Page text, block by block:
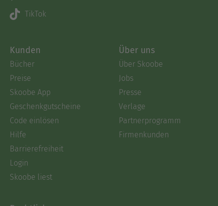
TikTok
Kunden
Bücher
Preise
Skoobe App
Geschenkgutscheine
Code einlösen
Hilfe
Barrierefreiheit
Login
Skoobe liest
Über uns
Über Skoobe
Jobs
Presse
Verlage
Partnerprogramm
Firmenkunden